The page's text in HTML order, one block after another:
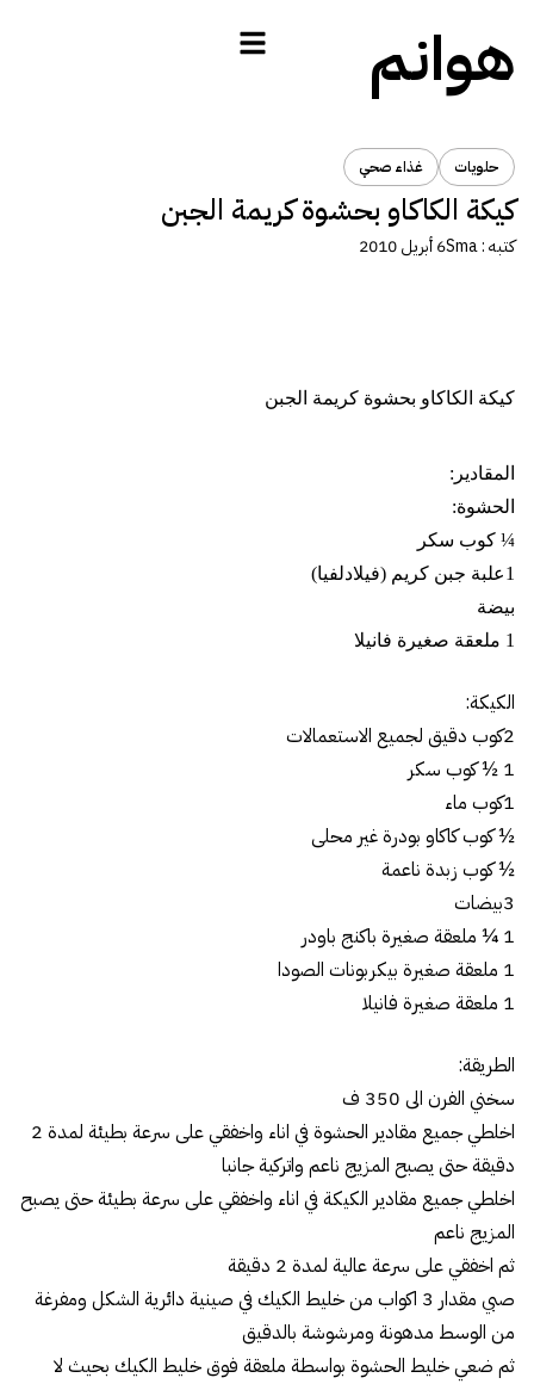
هوانم
حلويات غذاء صحي
كيكة الكاكاو بحشوة كريمة الجبن
كتبه :Sma6 أبريل 2010
كيكة الكاكاو بحشوة كريمة الجبن
المقادير:
الحشوة:
¼ كوب سكر
1علبة جبن كريم (فيلادلفيا)
بيضة
1 ملعقة صغيرة فانيلا
الكيكة:
2كوب دقيق لجميع الاستعمالات
1 ½ كوب سكر
1كوب ماء
½ كوب كاكاو بودرة غير محلى
½ كوب زبدة ناعمة
3بيضات
1 ¼ ملعقة صغيرة باكنج باودر
1 ملعقة صغيرة بيكربونات الصودا
1 ملعقة صغيرة فانيلا
الطريقة:
سخني الفرن الى 350 ف
اخلطي جميع مقادير الحشوة في اناء واخفقي على سرعة بطيئة لمدة 2
دقيقة حتى يصبح المزيج ناعم واتركية جانبا
اخلطي جميع مقادير الكيكة في اناء واخفقي على سرعة بطيئة حتى يصبح
المزيج ناعم
ثم اخفقي على سرعة عالية لمدة 2 دقيقة
صبي مقدار 3 اكواب من خليط الكيك في صينية دائرية الشكل ومفرغة
من الوسط مدهونة ومرشوشة بالدقيق
ثم ضعي خليط الحشوة بواسطة ملعقة فوق خليط الكيك بحيث لا